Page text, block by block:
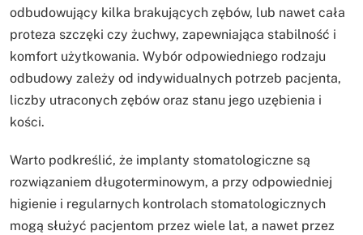
odbudowujący kilka brakujących zębów, lub nawet cała
proteza szczęki czy żuchwy, zapewniająca stabilność i
komfort użytkowania. Wybór odpowiedniego rodzaju
odbudowy zależy od indywidualnych potrzeb pacjenta,
liczby utraconych zębów oraz stanu jego uzębienia i
kości.
Warto podkreślić, że implanty stomatologiczne są
rozwiązaniem długoterminowym, a przy odpowiedniej
higienie i regularnych kontrolach stomatologicznych
mogą służyć pacjentom przez wiele lat, a nawet przez